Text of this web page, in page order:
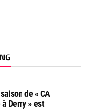
de « CA
Derry » est